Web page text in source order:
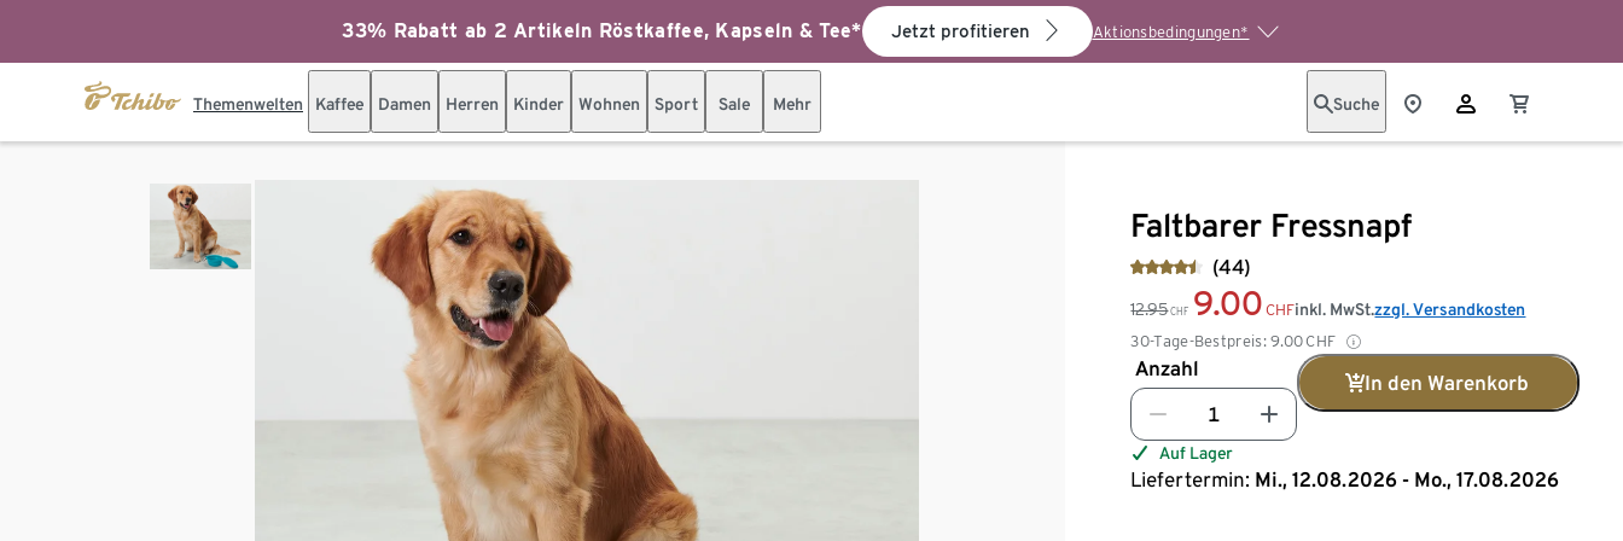
33% Rabatt ab 2 Artikeln Röstkaffee, Kapseln & Tee* Jetzt profitieren Aktionsbedingungen*
Themenwelten Kaffee Damen Herren Kinder Wohnen Sport Sale Mehr Suche
Faltbarer Fressnapf
(44)
12.95 CHF 9.00 CHF
30-Tage-Bestpreis: 9.00CHF
inkl. MwSt.zzgl. Versandkosten
Anzahl
In den Warenkorb
Auf Lager
Liefertermin: Mi., 12.08.2026 - Mo., 17.08.2026